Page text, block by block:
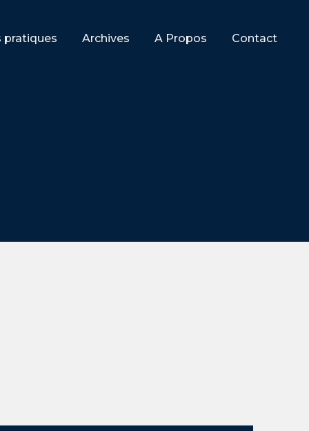
pratiques Archives A Propos Contact